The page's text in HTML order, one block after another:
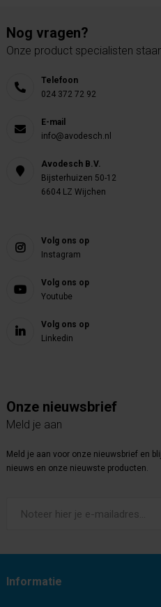
Nog vragen?
Onze product specialisten
Telefoon
024 372 72 92
E-mail
info@avodesch.nl
Avodesch B.V.
Bijsterhuizen 50-12
6604 LZ Wijchen
Volg ons op
Instagram
Volg ons op
Youtube
Volg ons op
Linkedin
Onze nieuwsbrief
Meld je aan
Meld je aan voor onze nieuwsbrief en
nieuws en onze nieuwste producten.
Informatie